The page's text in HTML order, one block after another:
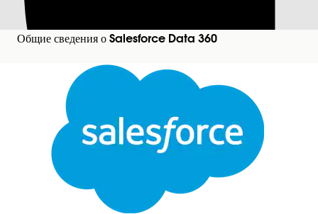
Общие сведения о Salesforce Data 360
Узнайте, как переопределить определение в
Доступно в версиях:
Доступно в версиях:
Необходимые полномочия пользователя
Перед началом работы:
Проверьте созданиесоставной модели